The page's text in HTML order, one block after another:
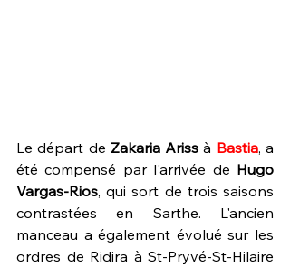
Le départ de Zakaria Ariss à Bastia, a
été compensé par l'arrivée de Hugo
Vargas-Rios, qui sort de trois saisons
contrastées en Sarthe. L'ancien
manceau a également évolué sur les
ordres de Ridira à St-Pryvé-St-Hilaire